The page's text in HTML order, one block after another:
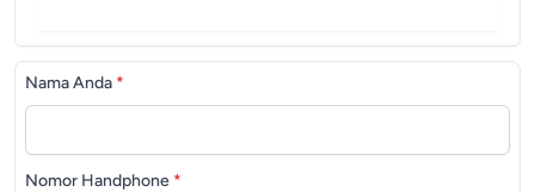
Nama Anda *
Nomor Handphone *